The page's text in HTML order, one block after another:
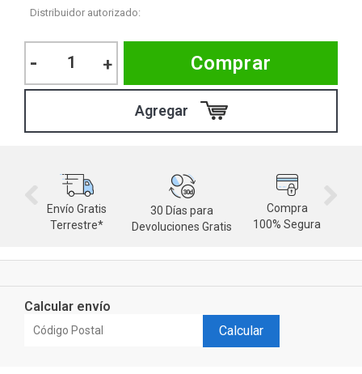
Distribuidor autorizado:
- + Comprar
Envío Gratis
Terrestre*
30 Días para
Devoluciones Gratis
Compra
100% Segura
Calcular envío
Calcular